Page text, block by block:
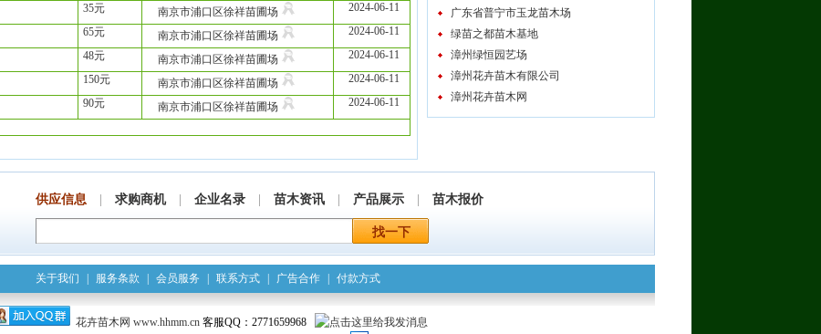
35元 南京市浦口区徐祥苗圃场
2024-06-11
65元 南京市浦口区徐祥苗圃场
2024-06-11
48元 南京市浦口区徐祥苗圃场
2024-06-11
150元 南京市浦口区徐祥苗圃场
2024-06-11
90元 南京市浦口区徐祥苗圃场
2024-06-11
广东省普宁市玉龙苗木场
绿苗之都苗木基地
漳州绿恒园艺场
漳州花卉苗木有限公司
漳州花卉苗木网
供应信息 求购商机| 企业名录 苗木资讯 产品展示 苗木报价
关于我们 服务条款 会员服务 联系方式 广告合作 付款方式
花卉苗木网 www.hhmm.cn 客服QQ：2771659968